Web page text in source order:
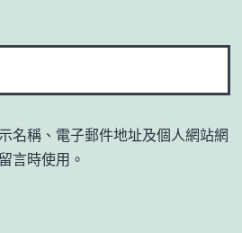
名稱、電子郵件地址及個人網站網
言時使用。